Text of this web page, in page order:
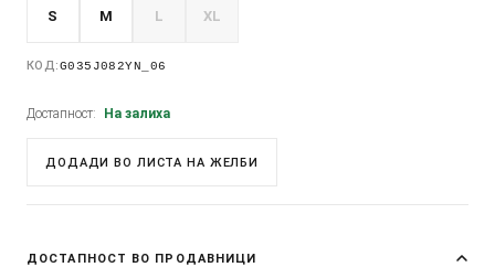
S M L XL
КОД:G035J082YN_06
Достапност: На залиха
ДОДАДИ ВО ЛИСТА НА ЖЕЛБИ
ДОСТАПНОСТ ВО ПРОДАВНИЦИ